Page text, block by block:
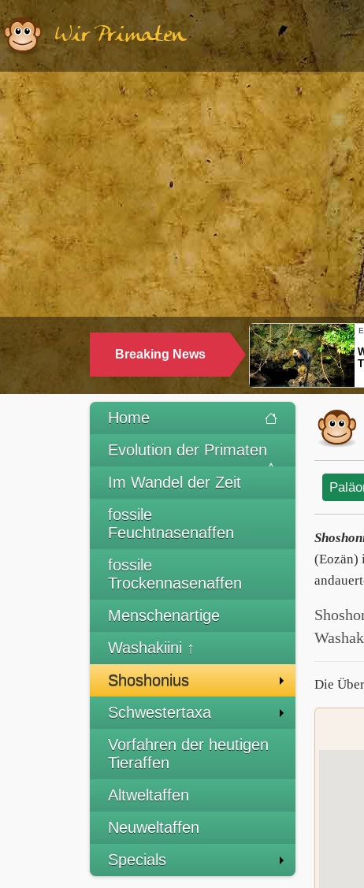
Wir Primaten
Breaking News
Home
Evolution der Primaten
Im Wandel der Zeit
fossile
Feuchtnasenaffen
fossile
Trockennasenaffen
Menschenartige
Washakiini ↑
Shoshonius
Schwestertaxa
Vorfahren der heutigen
Tieraffen
Altweltaffen
Neuweltaffen
Specials
(Eozän)
Die